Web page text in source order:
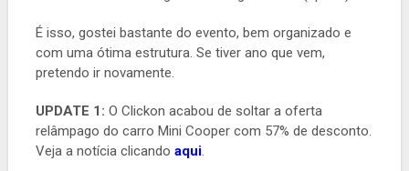
É isso, gostei bastante do evento, bem organizado e
com uma ótima estrutura. Se tiver ano que vem,
pretendo ir novamente.
UPDATE 1: O Clickon acabou de soltar a oferta
relâmpago do carro Mini Cooper com 57% de desconto.
Veja a notícia clicando aqui.